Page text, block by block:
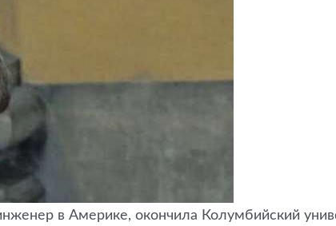
в Америке, окончила Колумбийский